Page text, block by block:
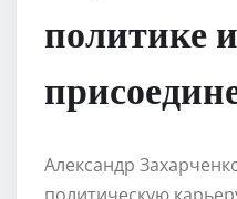
политике и
Александр